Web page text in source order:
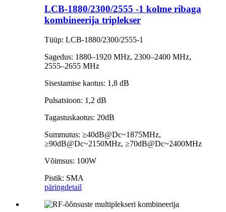
LCB-1880/2300/2555 -1 kolme ribaga
kombineerija triplekser
Tüüp: LCB-1880/2300/2555-1
Sagedus: 1880–1920 MHz, 2300–2400 MHz,
2555–2655 MHz
Sisestamise kaotus: 1,8 dB
Pulsatsioon: 1,2 dB
Tagastuskaotus: 20dB
Summutus: ≥40dB@Dc~1875MHz,
≥90dB@Dc~2150MHz, ≥70dB@Dc~2400MHz
Võimsus: 100W
Pistik: SMA
päringdetail